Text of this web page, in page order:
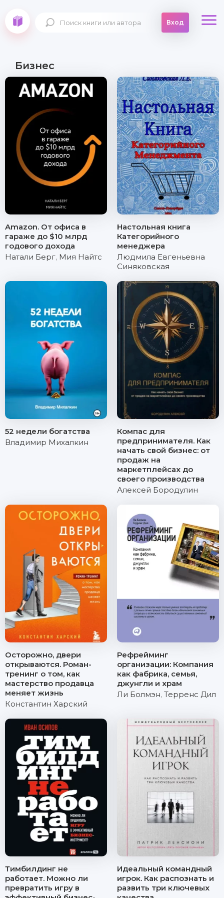
Вход
Бизнес
Amazon. От офиса в
гараже до $10 млрд
годового дохода
Натали Берг, Мия Найтс
Настольная книга
Категорийного
менеджера
Людмила Евгеньевна
Синяковская
52 недели богатства
Владимир Михалкин
Компас для
предпринимателя. Как
начать свой бизнес: от
продаж на
маркетплейсах до
своего производства
Алексей Бородулин
Осторожно, двери
открываются. Роман-
тренинг о том, как
мастерство продавца
меняет жизнь
Константин Харский
Рефрейминг
организации: Компания
как фабрика, семья,
джунгли и храм
Ли Болмэн, Терренс Дил
Тимбилдинг не
работает. Можно ли
превратить игру в
Идеальный командный
игрок. Как распознать и
развить три ключевых